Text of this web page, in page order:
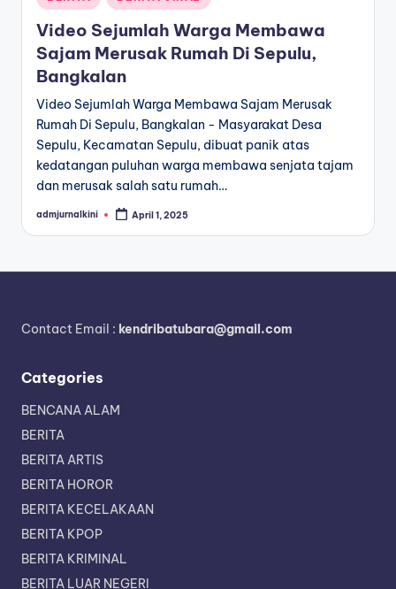
n
in
Video Sejumlah Warga Membawa
Sajam Merusak Rumah Di Sepulu,
Bangkalan
Video Sejumlah Warga Membawa Sajam Merusak
Rumah Di Sepulu, Bangkalan - Masyarakat Desa
Sepulu, Kecamatan Sepulu, dibuat panik atas
kedatangan puluhan warga membawa senjata tajam
dan merusak salah satu rumah…
Posted
admjurnalkini April 1, 2025
Contact Email : kendribatubara@gmail.com
Categories
BENCANA ALAM
BERITA
BERITA ARTIS
BERITA HOROR
BERITA KECELAKAAN
BERITA KPOP
BERITA KRIMINAL
BERITA LUAR NEGERI